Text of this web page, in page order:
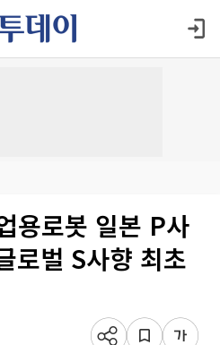
용로봇 일본 P사
로벌 S사향 최초